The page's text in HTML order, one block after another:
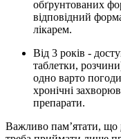
обґрунтованих
відповідний
лікарем.
Від 3 років -
таблетки,
одно варто
хронічні
препарати.
Важливо пам’ятати, що